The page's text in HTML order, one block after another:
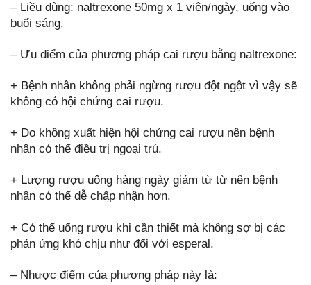
– Liều dùng: naltrexone 50mg x 1 viên/ngày, uống vào
buổi sáng.
– Ưu điểm của phương pháp cai rượu bằng naltrexone:
+ Bệnh nhân không phải ngừng rượu đột ngột vì vậy sẽ
không có hội chứng cai rượu.
+ Do không xuất hiện hội chứng cai rượu nên bệnh
nhân có thể điều trị ngoại trú.
+ Lượng rượu uống hàng ngày giảm từ từ nên bệnh
nhân có thể dễ chấp nhận hơn.
+ Có thể uống rượu khi cần thiết mà không sợ bị các
phản ứng khó chịu như đối với esperal.
– Nhược điểm của phương pháp này là: